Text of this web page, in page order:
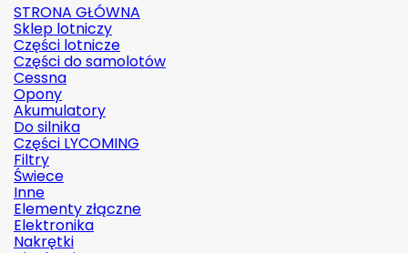
STRONA GŁÓWNA
Sklep lotniczy
Części lotnicze
Części do samolotów
Cessna
Opony
Akumulatory
Do silnika
Części LYCOMING
Filtry
Świece
Inne
Elementy złączne
Elektronika
Nakrętki